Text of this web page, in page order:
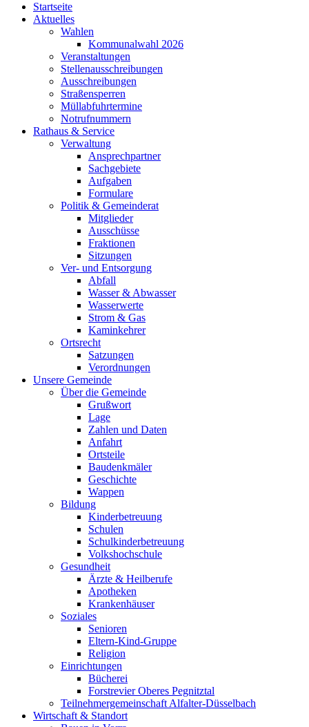
Startseite
Aktuelles
Wahlen
Kommunalwahl 2026
Veranstaltungen
Stellenausschreibungen
Ausschreibungen
Straßensperren
Müllabfuhrtermine
Notrufnummern
Rathaus & Service
Verwaltung
Ansprechpartner
Sachgebiete
Aufgaben
Formulare
Politik & Gemeinderat
Mitglieder
Ausschüsse
Fraktionen
Sitzungen
Ver- und Entsorgung
Abfall
Wasser & Abwasser
Wasserwerte
Strom & Gas
Kaminkehrer
Ortsrecht
Satzungen
Verordnungen
Unsere Gemeinde
Über die Gemeinde
Grußwort
Lage
Zahlen und Daten
Anfahrt
Ortsteile
Baudenkmäler
Geschichte
Wappen
Bildung
Kinderbetreuung
Schulen
Schulkinderbetreuung
Volkshochschule
Gesundheit
Ärzte & Heilberufe
Apotheken
Krankenhäuser
Soziales
Senioren
Eltern-Kind-Gruppe
Religion
Einrichtungen
Bücherei
Forstrevier Oberes Pegnitztal
Teilnehmergemeinschaft Alfalter-Düsselbach
Wirtschaft & Standort